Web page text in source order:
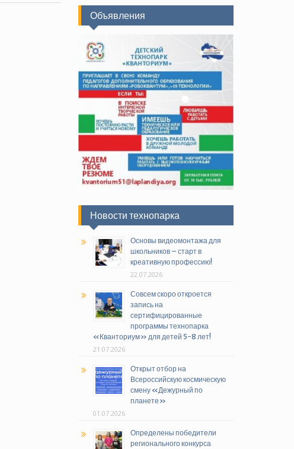
Объявления
Новости технопарка
Основы видеомонтажа для
школьников – старт в
креативную профессию!
22.07.2026
Совсем скоро откроется
запись на
сертифицированные
программы технопарка
«Кванториум» для детей 5-8 лет!
21.07.2026
Открыт отбор на
Всероссийскую космическую
смену «Дежурный по
планете»
01.07.2026
Определены победители
регионального конкурса